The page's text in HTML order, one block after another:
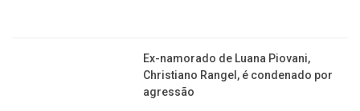
Ex-namorado de Luana Piovani,
Christiano Rangel, é condenado por
agressão